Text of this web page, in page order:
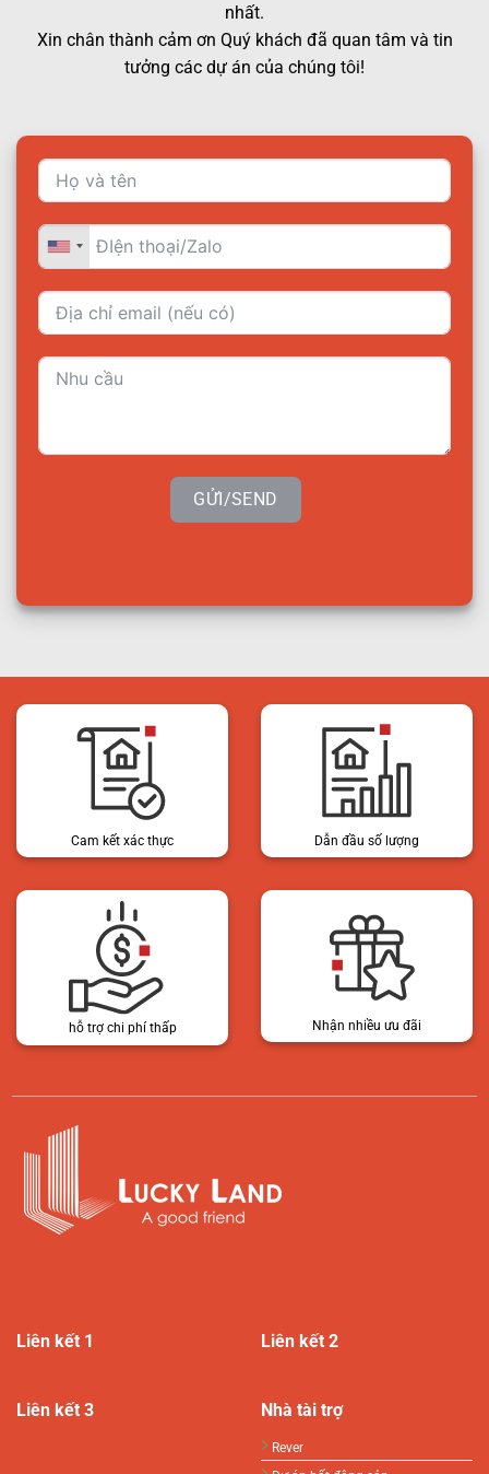
nhất.
Xin chân thành cảm ơn Quý khách đã quan tâm và tin
tưởng các dự án của chúng tôi!
GỬI/SEND
Cam kết xác thực Dẫn đầu số lượng
hỗ trợ chi phí thấp Nhận nhiều ưu đãi
Liên kết 1 Liên kết 2
Liên kết 3 Nhà tài trợ
Rever